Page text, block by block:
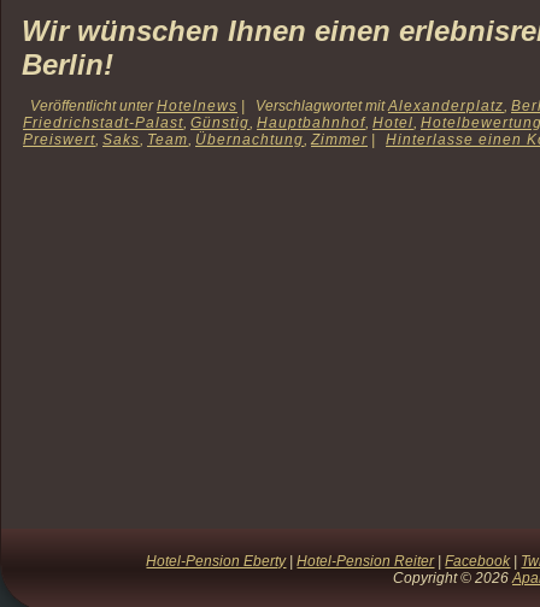
Wir wünschen Ihnen einen
Berlin!
Veröffentlicht unter Hotelnews Verschlagwortet mit Alexanderplatz,
Friedrichstadt-Palast, Günstig, Hauptbahnhof, Hotel,
Preiswert, Saks, Team, Übernachtung, Zimmer Hinterlasse einen
Hotel-Pension Eberty|Hotel-Pension Reiter|Facebook|
Copyright © 2026